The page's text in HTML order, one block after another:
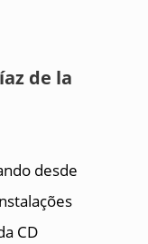
de la
desde
CD